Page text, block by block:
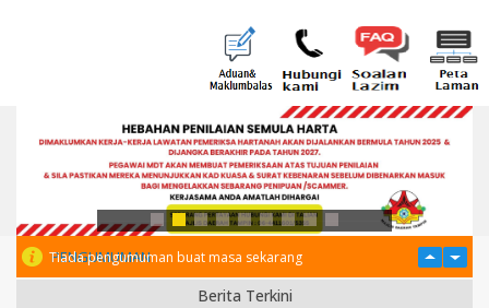
PENGUMUMAN
Tiada pengumuman buat masa sekarang
Berita Terkini